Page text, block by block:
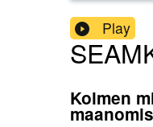
Play
Kolmen